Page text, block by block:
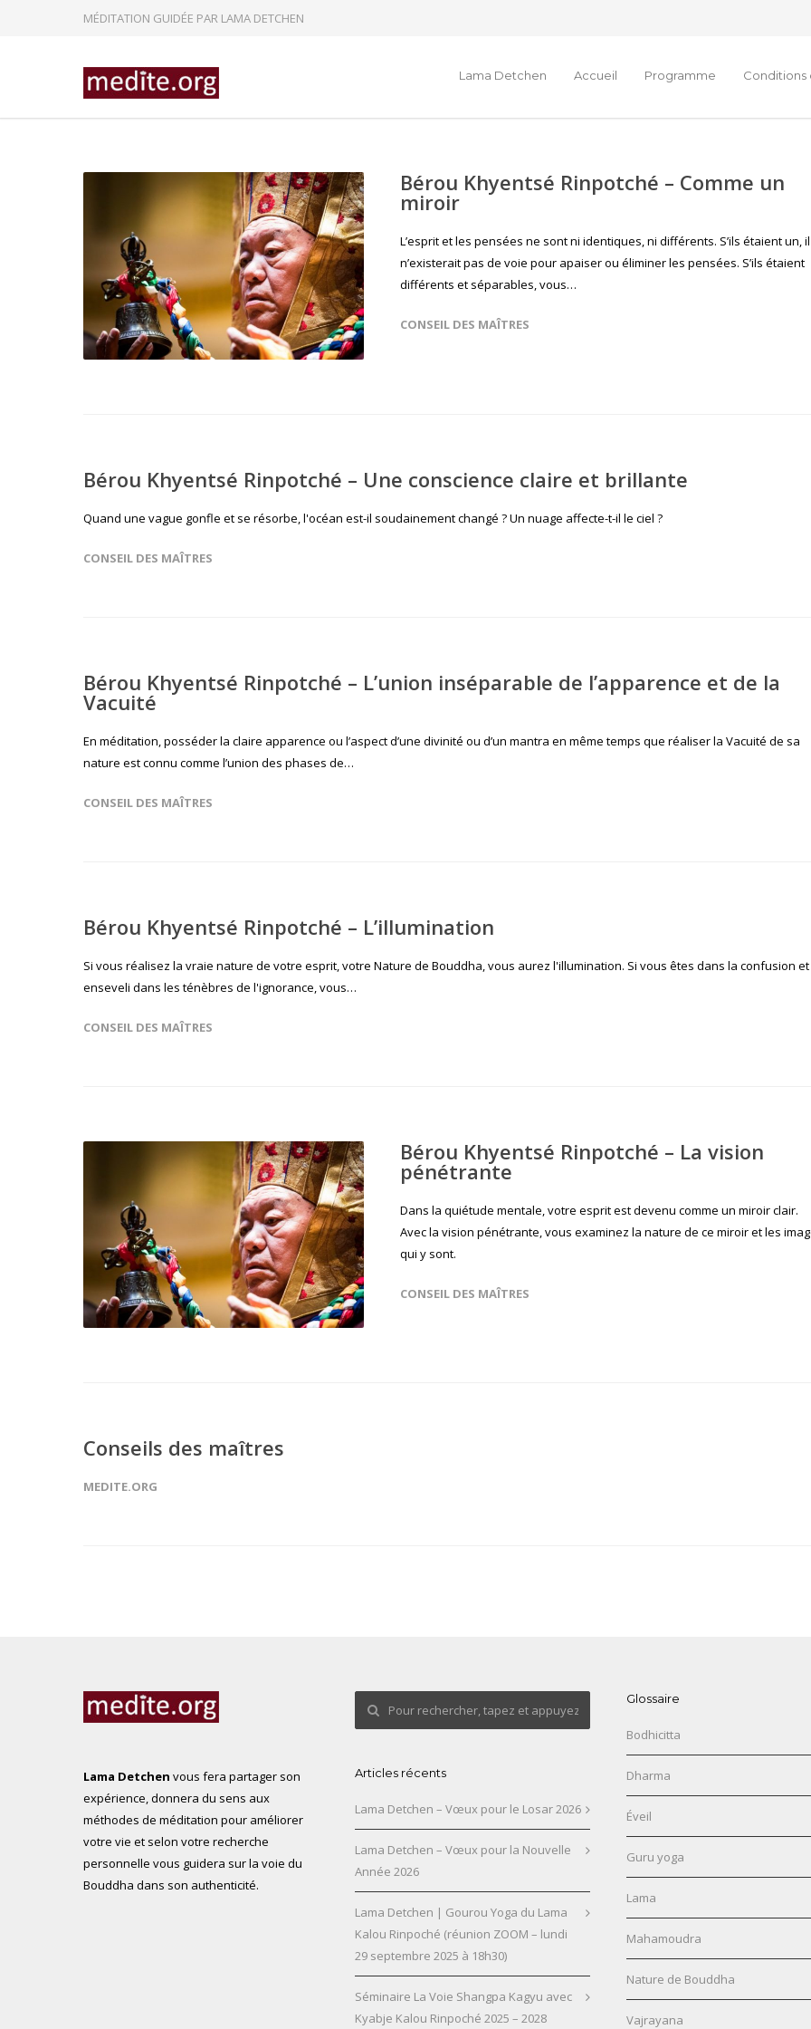
MÉDITATION GUIDÉE PAR LAMA DETCHEN
Lama Detchen Accueil Programme
Bérou Khyentsé Rinpotché – Comme un
miroir
L’esprit et les pensées ne sont ni identiques, ni différents. S’ils étaient un, il
n’existerait pas de voie pour apaiser ou éliminer les pensées. S’ils étaient
différents et séparables, vous…
CONSEIL DES MAÎTRES
Bérou Khyentsé Rinpotché – Une conscience claire et brillante
Quand une vague gonfle et se résorbe, l'océan est-il soudainement changé ? Un nuage affecte-t-il le ciel ?
CONSEIL DES MAÎTRES
Bérou Khyentsé Rinpotché – L’union inséparable de l’apparence et de la
Vacuité
En méditation, posséder la claire apparence ou l’aspect d’une divinité ou d’un mantra en même temps que réaliser la Vacuité de sa
nature est connu comme l’union des phases de…
CONSEIL DES MAÎTRES
Bérou Khyentsé Rinpotché – L’illumination
Si vous réalisez la vraie nature de votre esprit, votre Nature de Bouddha, vous aurez l'illumination. Si vous êtes dans la confusion et
enseveli dans les ténèbres de l'ignorance, vous…
CONSEIL DES MAÎTRES
Bérou Khyentsé Rinpotché – La vision
pénétrante
Dans la quiétude mentale, votre esprit est devenu comme un miroir clair.
Avec la vision pénétrante, vous examinez la nature de ce miroir et les
qui y sont.
CONSEIL DES MAÎTRES
Conseils des maîtres
MEDITE.ORG
Lama Detchen vous fera partager son
expérience, donnera du sens aux
méthodes de méditation pour améliorer
votre vie et selon votre recherche
personnelle vous guidera sur la voie du
Bouddha dans son authenticité.
Articles récents
Lama Detchen – Vœux pour le Losar 2026
Lama Detchen – Vœux pour la Nouvelle
Année 2026
Lama Detchen | Gourou Yoga du Lama
Kalou Rinpoché (réunion ZOOM – lundi
29 septembre 2025 à 18h30)
Séminaire La Voie Shangpa Kagyu avec
Kyabje Kalou Rinpoché 2025 – 2028
Glossaire
Bodhicitta
Dharma
Éveil
Guru yoga
Lama
Mahamoudra
Nature de Bouddha
Vajrayana